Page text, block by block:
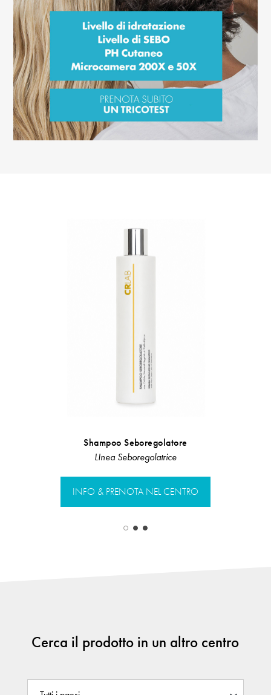
Shampoo Seboregolatore
LInea Seboregolatrice
INFO & PRENOTA NEL CENTRO
Cerca il prodotto in un altro centro